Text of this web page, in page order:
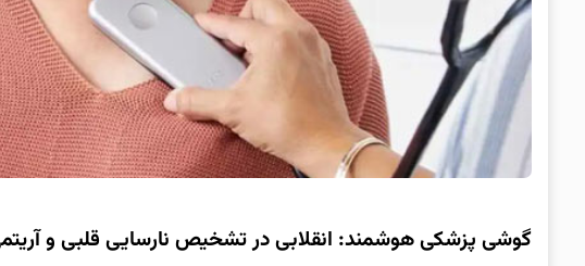
گوشی پزشکی هوشمند: انقلابی در تشخیص نارسایی قلبی و